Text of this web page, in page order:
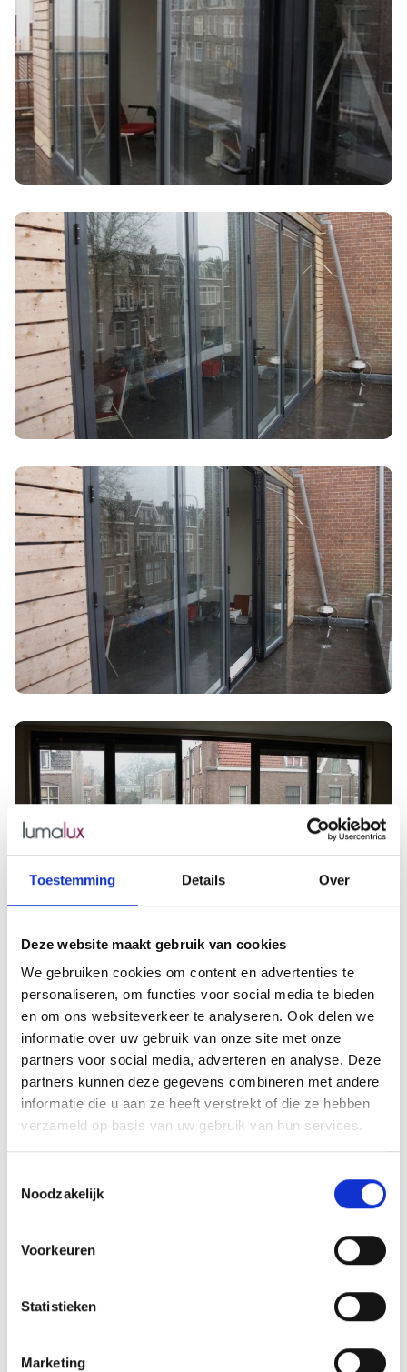
Toestemming Details Over
Deze website maakt gebruik van cookies
We gebruiken cookies om content en advertenties te
personaliseren, om functies voor social media te bieden
en om ons websiteverkeer te analyseren. Ook delen we
informatie over uw gebruik van onze site met onze
partners voor social media, adverteren en analyse. Deze
partners kunnen deze gegevens combineren met andere
informatie die u aan ze heeft verstrekt of die ze hebben
verzameld op basis van uw gebruik van hun services.
Noodzakelijk
Voorkeuren
Statistieken
Marketing